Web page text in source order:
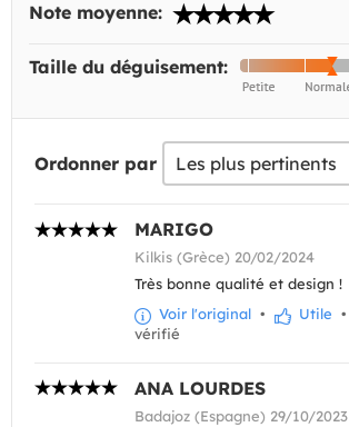
Note moyenne:
Taille du déguisement:
Ordonner par
MARIGO
Kilkis (Grèce) 20/02/2024
Très bonne qualité et design !
Voir l'original • Utile •
vérifié
ANA LOURDES
Badajoz (Espagne) 29/10/2023